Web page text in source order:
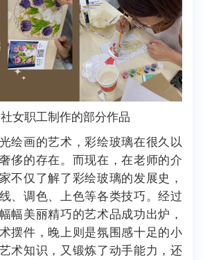
女职工制作的部分作品
绘画的艺术，彩绘玻璃在很久以
侈的存在。而现在，在老师的介
不仅了解了彩绘玻璃的发展史，
、调色、上色等各类技巧。经过
幅美丽精巧的艺术品成功出炉，
摆件，晚上则是氛围感十足的小
术知识，又锻炼了动手能力，还